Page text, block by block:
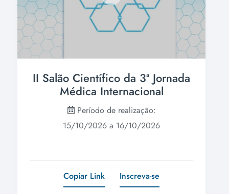
II Salão Científico da 3ª Jornada
Médica Internacional
Período de realização:
15/10/2026 a 16/10/2026
Copiar Link Inscreva-se